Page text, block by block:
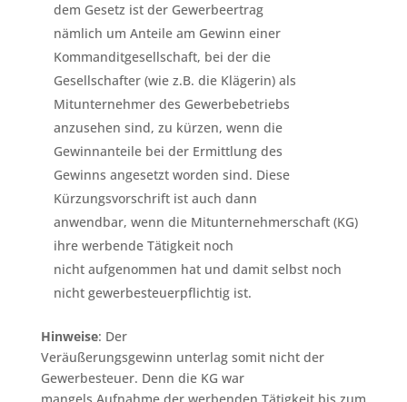
dem Gesetz ist der Gewerbeertrag
nämlich um Anteile am Gewinn einer
Kommanditgesellschaft, bei der die
Gesellschafter (wie z.B. die Klägerin) als
Mitunternehmer des Gewerbebetriebs
anzusehen sind, zu kürzen, wenn die
Gewinnanteile bei der Ermittlung des
Gewinns angesetzt worden sind. Diese
Kürzungsvorschrift ist auch dann
anwendbar, wenn die Mitunternehmerschaft (KG)
ihre werbende Tätigkeit noch
nicht aufgenommen hat und damit selbst noch
nicht gewerbesteuerpflichtig ist.
Hinweise: Der
Veräußerungsgewinn unterlag somit nicht der
Gewerbesteuer. Denn die KG war